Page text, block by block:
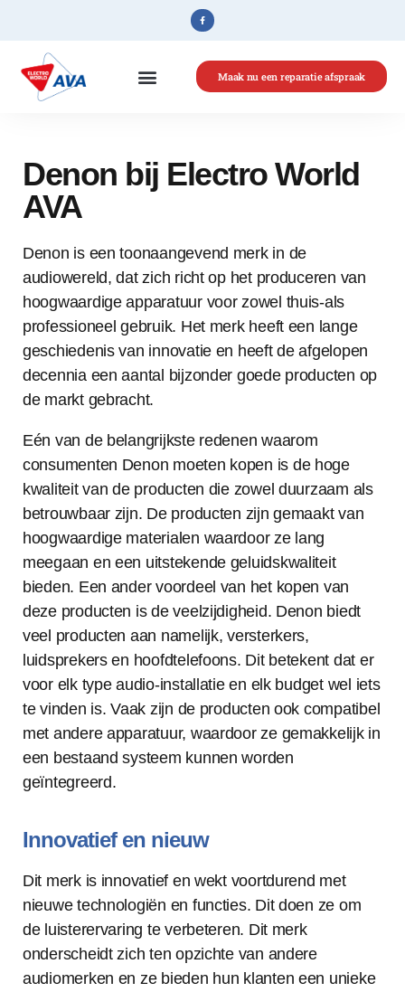
Maak nu een reparatie afspraak
Home»Denon
Denon bij Electro World
AVA
Denon is een toonaangevend merk in de
audiowereld, dat zich richt op het produceren van
hoogwaardige apparatuur voor zowel thuis-als
professioneel gebruik. Het merk heeft een lange
geschiedenis van innovatie en heeft de afgelopen
decennia een aantal bijzonder goede producten op
de markt gebracht.
Eén van de belangrijkste redenen waarom
consumenten Denon moeten kopen is de hoge
kwaliteit van de producten die zowel duurzaam als
betrouwbaar zijn. De producten zijn gemaakt van
hoogwaardige materialen waardoor ze lang
meegaan en een uitstekende geluidskwaliteit
bieden. Een ander voordeel van het kopen van
deze producten is de veelzijdigheid. Denon biedt
veel producten aan namelijk, versterkers,
luidsprekers en hoofdtelefoons. Dit betekent dat er
voor elk type audio-installatie en elk budget wel iets
te vinden is. Vaak zijn de producten ook compatibel
met andere apparatuur, waardoor ze gemakkelijk in
een bestaand systeem kunnen worden
geïntegreerd.
Innovatief en nieuw
Dit merk is innovatief en wekt voortdurend met
nieuwe technologiën en functies. Dit doen ze om
de luisterervaring te verbeteren. Dit merk
onderscheidt zich ten opzichte van andere
audiomerken en ze bieden hun klanten een unieke